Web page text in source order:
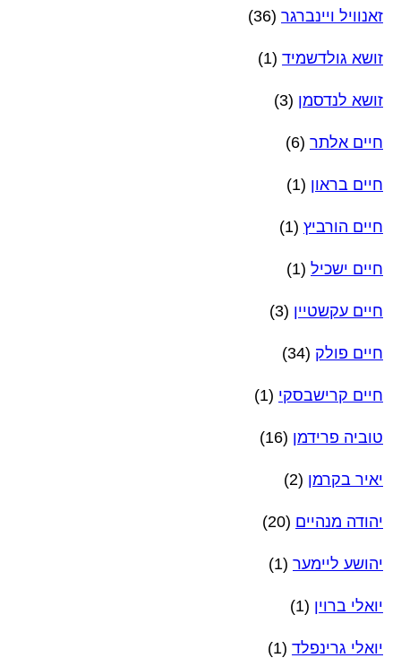
זאנוויל ויינברגר (36)
זושא גולדשמיד (1)
זושא לנדסמן (3)
חיים אלתר (6)
חיים בראון (1)
חיים הורביץ (1)
חיים ישכיל (1)
חיים עקשטיין (3)
חיים פולק (34)
חיים קרישבסקי (1)
טוביה פרידמן (16)
יאיר בקרמן (2)
יהודה מנהיים (20)
יהושע ליימער (1)
יואלי ברוין (1)
יואלי גרינפלד (1)